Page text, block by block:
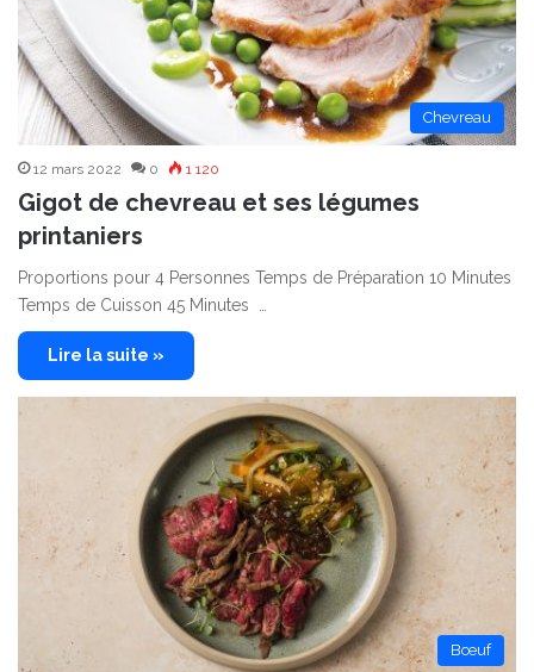
Chevreau
12 mars 2022 0 1 120
Gigot de chevreau et ses légumes
printaniers
Proportions pour 4 Personnes Temps de Préparation 10 Minutes
Temps de Cuisson 45 Minutes …
Lire la suite »
Bœuf